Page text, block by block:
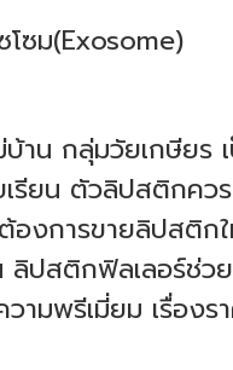
โซม(Exosome)
าน กลุ่มวัยเกษียร
ยน ตัวลิปสติกคว
องการขายลิปสติ
ปสติกฟิลเลอร์ช่ว
มพรีเมี่ยม เรื่องร